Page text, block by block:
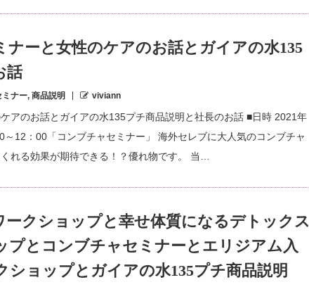
ナーと女性のケアのお話とガイアの水135
話
ミナー, 商品説明 viviann
アのお話とガイアの水135プチ商品説明と社長のお話 ■日時 2021年
12：00「コンブチャセミナー」 海外セレブに大人気のコンブチャ
れる効果が期待できる！？優れ物です。 当…
ークショップと幸せ体質になるデトックス
プとコンブチャセミナーとエリジアム入
ショップとガイアの水135プチ商品説明